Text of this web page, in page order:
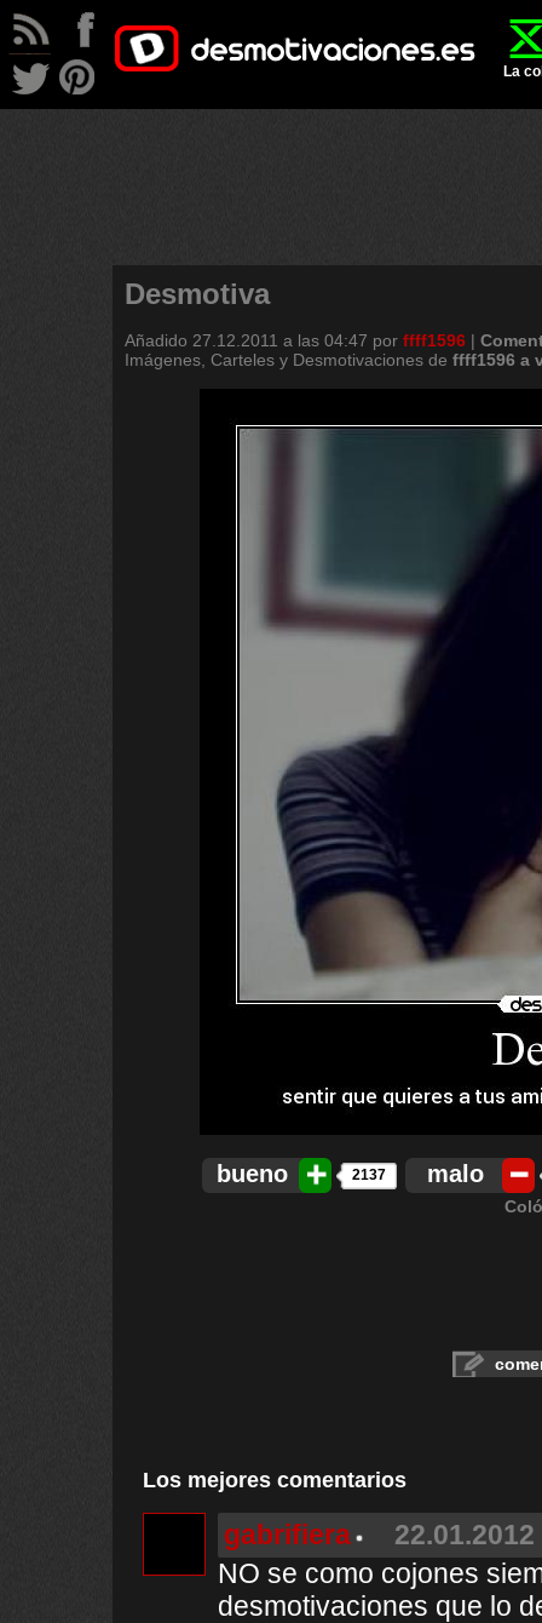
La
Desmotiva
Añadido 27.12.2011 a las 04:47 por ffff1596 |
Imágenes, Carteles y Desmotivaciones de ffff1596 a
bueno 2137 malo
Los mejores comentarios
gabrifiera
NO se como cojones
desmotivaciones que lo